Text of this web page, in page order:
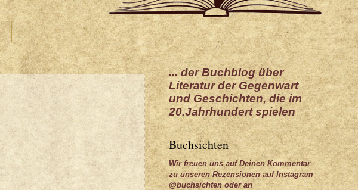
... der Buchblog über
Literatur der Gegenwart
und Geschichten, die im
20.Jahrhundert spielen
Buchsichten
Wir freuen uns auf Deinen Kommentar
zu unseren Rezensionen auf Instagram
@buchsichten oder an